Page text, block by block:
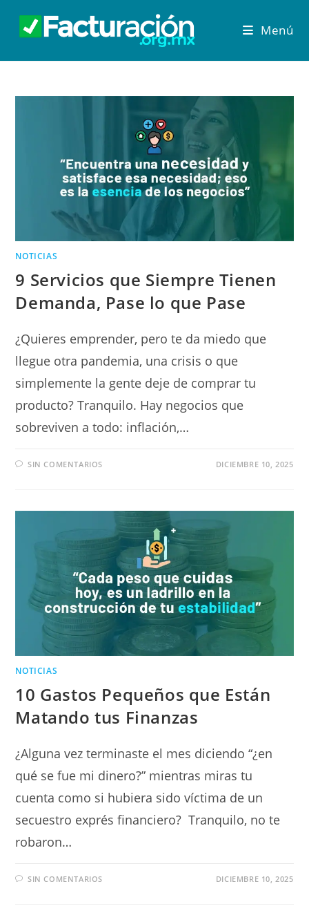
Menú
NOTICIAS
9 Servicios que Siempre Tienen
Demanda, Pase lo que Pase
¿Quieres emprender, pero te da miedo que
llegue otra pandemia, una crisis o que
simplemente la gente deje de comprar tu
producto? Tranquilo. Hay negocios que
sobreviven a todo: inflación,…
SIN COMENTARIOS DICIEMBRE 10, 2025
NOTICIAS
10 Gastos Pequeños que Están
Matando tus Finanzas
¿Alguna vez terminaste el mes diciendo “¿en
qué se fue mi dinero?” mientras miras tu
cuenta como si hubiera sido víctima de un
secuestro exprés financiero? Tranquilo, no te
robaron…
SIN COMENTARIOS DICIEMBRE 10, 2025